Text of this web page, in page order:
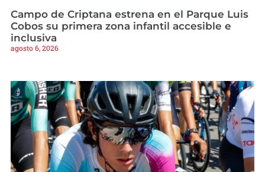
Campo de Criptana estrena en el Parque Luis
Cobos su primera zona infantil accesible e
inclusiva
agosto 6, 2026